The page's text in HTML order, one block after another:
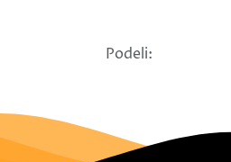
Podeli: